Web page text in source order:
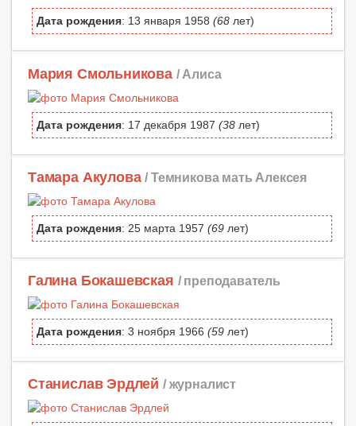
Дата рождения: 13 января 1958 (68 лет)
Мария Смольникова / Алиса
Дата рождения: 17 декабря 1987 (38 лет)
Тамара Акулова / Темникова мать Алексея
Дата рождения: 25 марта 1957 (69 лет)
Галина Бокашевская / преподаватель
Дата рождения: 3 ноября 1966 (59 лет)
Станислав Эрдлей / журналист